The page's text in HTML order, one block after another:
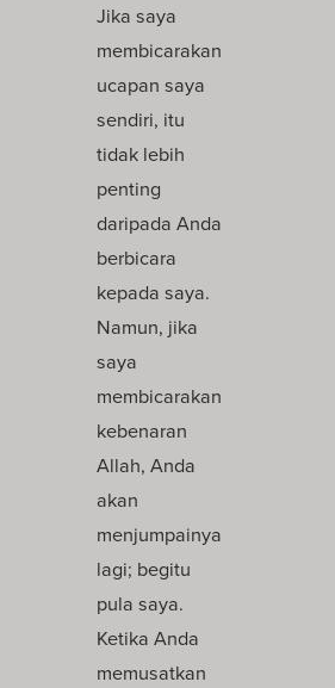
Jika saya
membicarakan
ucapan saya
sendiri, itu
tidak lebih
penting
daripada Anda
berbicara
kepada saya.
Namun, jika
saya
membicarakan
kebenaran
Allah, Anda
akan
menjumpainya
lagi; begitu
pula saya.
Ketika Anda
memusatkan